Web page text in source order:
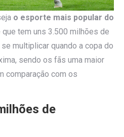
o esporte mais popular do
tem uns 3.500 milhões de
multiplicar quando a copa do
sendo os fãs uma maior
comparação com os
de